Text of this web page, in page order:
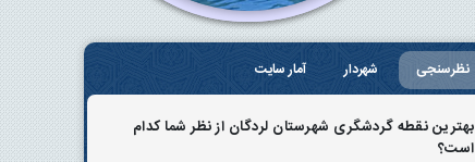
نظرسنجی شهردار آمار سایت
بهترین نقطه گردشگری شهرستان لردگان از نظر شما کدام
است؟